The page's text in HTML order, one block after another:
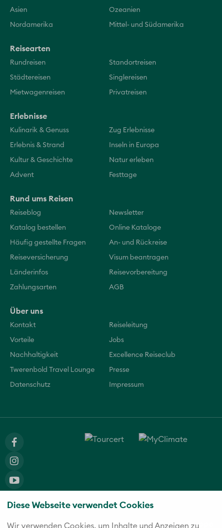
Diese Webseite verwendet Cookies
Wir verwenden Cookies, um Inhalte und Anzeigen zu
Asien Ozeanien
Nordamerika Mittel- und Südamerika
Reisearten
Rundreisen Standortreisen
Städtereisen Singlereisen
Mietwagenreisen Privatreisen
Erlebnisse
Kulinarik & Genuss Zug Erlebnisse
Erlebnis & Strand Inseln in Europa
Kultur & Geschichte Natur erleben
Advent Festtage
Rund ums Reisen
Reiseblog Newsletter
Katalog bestellen Online Kataloge
Häufig gestellte Fragen An- und Rückreise
Reiseversicherung Visum beantragen
Länderinfos Reisevorbereitung
Zahlungsarten AGB
Über uns
Kontakt Reiseleitung
Vorteile Jobs
Nachhaltigkeit Excellence Reiseclub
Twerenbold Travel Lounge Presse
Datenschutz Impressum
Die fünf starken Marken der Twerenbold Reisen Gruppe